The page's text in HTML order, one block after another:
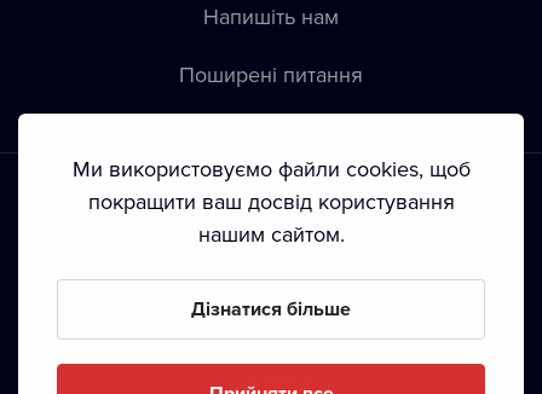
Напишіть нам
Пoширені питання
Положення й умови • Конфіденційність • Автoрські права
Ми використовуємо файли cookies, щоб
покращити ваш досвід користування
нашим сайтом.
Дізнатися більше